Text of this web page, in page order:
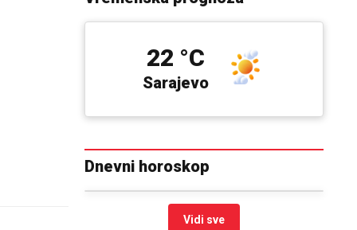
Sarajevo
22 °C
Dnevni horoskop
Vidi sve